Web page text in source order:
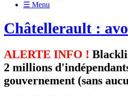
☰ Menu
Châtellerault :
ALERTE INFO !
2 millions
gouvernement (sans